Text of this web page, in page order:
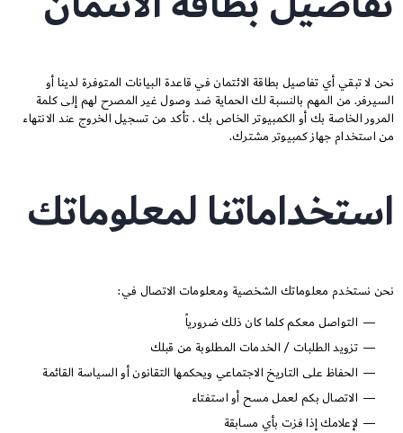
نحن لا تبقي أي تفاصيل بطاقة الائتمان في قاعدة البيانات المتوفرة لدينا أو
السيرفر. من المهم بالنسبة لك الحماية ضد وصول غير المصرح لهم إلى كلمة
المرور الخاصة بك أو الكمبيوتر الخاص بك . تأكد من تسجيل الخروج عند الانتهاء
من استخدام جهاز كمبيوتر مشترك.
استخداماتنا لمعلوماتك
نحن نستخدم معلوماتك الشخصية ومعلومات الاتصال في:
التواصل معكم كلما كان ذلك ضرورياً
تزويد الطلبات / الخدمات المطلوبة من قبلك
الحفاظ على التاريخ الاجتماعي ويحكمها التقانون أو السياسة القائمة
الاتصال بكم لعمل مسح أو استفتاء
لإعلامك إذا فزت بأي مسابقة